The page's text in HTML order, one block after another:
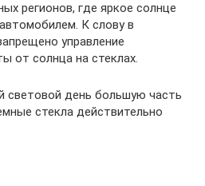
регионов, где яркое солнце
К слову в
управление
от солнца на стеклах.
световой день большую часть
стекла действительно